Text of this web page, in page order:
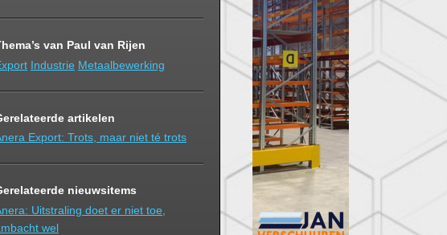
van Paul van Rijen
Industrie Metaalbewerking
artikelen
Export: Trots, maar niet té trots
nieuwsitems
Uitstraling doet er niet toe,
wel